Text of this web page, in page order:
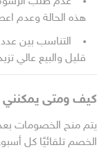
هذه الحالة وعدم
التناسب بين
قليل والبيع عالي
كيف ومتى
يتم منح الخصومات
الخصم تلقائيًا كل